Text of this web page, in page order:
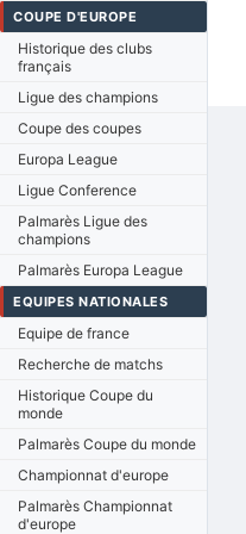
COUPE D'EUROPE
Historique des clubs
français
Ligue des champions
Coupe des coupes
Europa League
Ligue Conference
Palmarès Ligue des
champions
Palmarès Europa League
EQUIPES NATIONALES
Equipe de france
Recherche de matchs
Historique Coupe du
monde
Palmarès Coupe du monde
Championnat d'europe
Palmarès Championnat
d'europe